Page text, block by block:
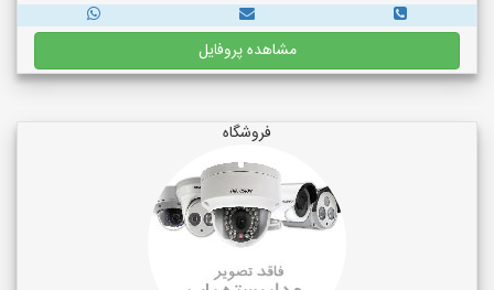
مشاهده پروفایل
فروشگاه